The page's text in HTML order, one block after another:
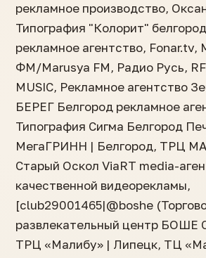
рекламное производство,
Типография "Колорит"
рекламное агентство, Fonar.tv,
ФМ/Marusya FM, Радио Русь,
MUSIC, Рекламное агентство
БЕРЕГ Белгород рекламное
Типография Сигма Белгород
МегаГРИНН | Белгород, ТРЦ
Старый Оскол ViaRT media-
качественной видеорекламы,
[club29001465|@boshe
развлекательный центр БОШЕ
ТРЦ «Малибу» | Липецк, ТЦ